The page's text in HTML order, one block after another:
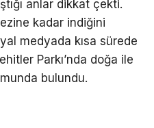
anlar dikkat çekti.
kadar indiğini
medyada kısa sürede
Parkı’nda doğa ile
bulundu.